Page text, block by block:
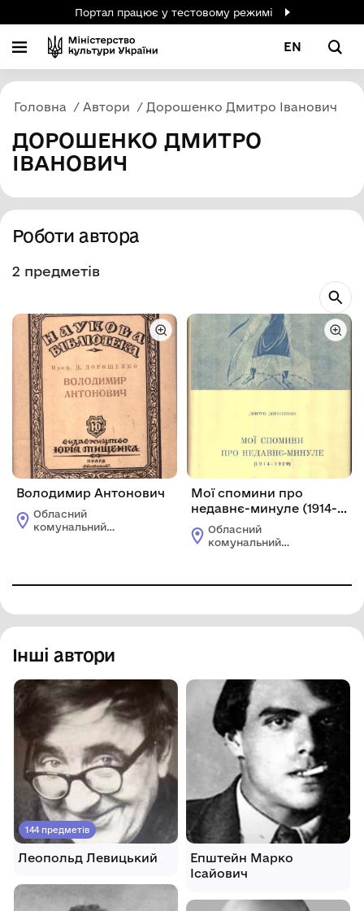
Портал працює у тестовому режимі
EN
Головна Автори Дорошенко Дмитро Іванович
ДОРОШЕНКО ДМИТРО
ІВАНОВИЧ
Роботи автора
2 предметів
Володимир Антонович
Обласний
комунальний
Мої спомини про
недавнє-минуле (1914-
1920)
Обласний
комунальний
Інші автори
144 предметів
Леопольд Левицький
Епштейн Марко
Ісайович